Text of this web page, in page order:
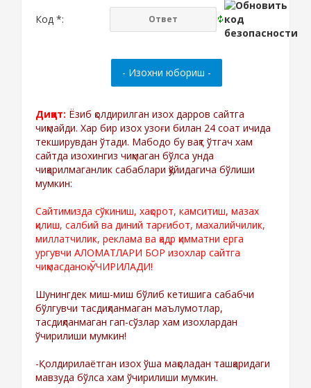
Код *:
Диққат: Ёзиб қолдирилган изох дарров сайтга
чиқмайди. Хар бир изох узоғи билан 24 соат ичида
текширувдан ўтади. Мабодо бу вақт ўтгач хам
сайтда изохингиз чиқмаган бўлса унда
чиқарилмаганлик сабаблари қўйидагича бўлиши
мумкин:
Сайтимизда сўкиниш, хақорот, камситиш, мазах
қилиш, салбий ва диний тарғибот, махалийчилик,
миллатчилик, реклама ва қадр қимматни ерга
ургувчи АЛОМАТЛАРИ БОР изохлар сайтга
чиқмасданоқ ЎЧИРИЛАДИ!
Шунингдек миш-миш бўлиб кетишига сабабчи
бўлгувчи тасдиқланмаган маълумотлар,
тасдиқланмаган гап-сўзлар хам изохлардан
ўчирилиши мумкин!
-Қолдирилаётган изох ўша мақоладан ташқаридаги
мавзуда бўлса хам ўчирилиши мумкин.